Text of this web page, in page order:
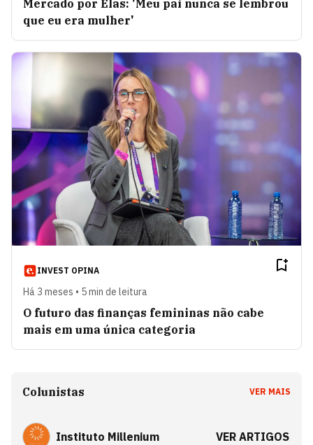
Mercado por Elas: 'Meu pai nunca se lembrou
que eu era mulher'
INVEST OPINA
Há 3 meses • 5 min de leitura
O futuro das finanças femininas não cabe
mais em uma única categoria
Colunistas VER MAIS
Instituto Millenium VER ARTIGOS